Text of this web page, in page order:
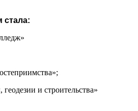
стала:
и строительства»